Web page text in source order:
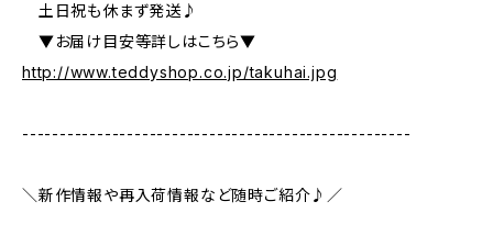
土日祝も休まず発送♪
▼お届け目安等詳しはこちら▼
http://www.teddyshop.co.jp/takuhai.jpg
----------------------------------------------------
＼新作情報や再入荷情報など随時ご紹介♪／